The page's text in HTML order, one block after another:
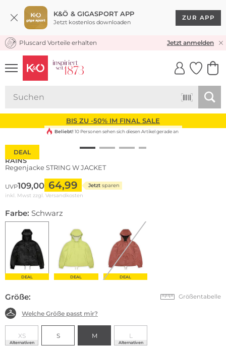
K&Ö & GIGASPORT APP
Jetzt kostenlos downloaden
ZUR APP
KOSTENLOSER VERSAND* & RÜCKVERSAND
Pluscard Vorteile erhalten Jetzt anmelden
UNSERE APP
CLICK &
BIS ZU -50% IM FINAL SALE
DEAL
Beliebt! 10 Personen sehen sich diesen Artikel gerade an
RAINS
Regenjacke STRING W JACKET
UVP109,00 64,99 Jetzt sparen
inkl. Mwst zzgl. Versandkosten
Farbe: Schwarz
DEAL DEAL DEAL
Größe: Größentabelle
Welche Größe passt mir?
XS
Alternativen
S M L
Alternativen